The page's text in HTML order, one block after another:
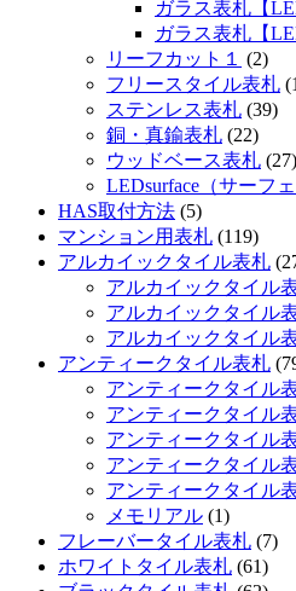
ガラス表札【
ガラス表札【
リーフカット１
(2)
フリースタイル表札
ステンレス表札 (39)
銅・真鍮表札 (22)
ウッドベース表札 (27)
LEDsurface（サーフ
HAS取付方法 (5)
マンション用表札 (119)
アルカイックタイル表札
アルカイックタイル
アルカイックタイル
アルカイックタイル
アンティークタイル表札
アンティークタイル
アンティークタイル
アンティークタイル
アンティークタイル
アンティークタイル
メモリアル (1)
フレーバータイル表札 (7)
ホワイトタイル表札 (61)